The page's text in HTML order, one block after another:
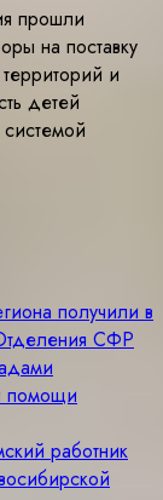
прошли
на поставку
и
детей
получили в
СФР
помощи
работник